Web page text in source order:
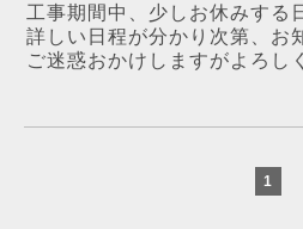
工事期間中、少しお休みする
詳しい日程が分かり次第、お
ご迷惑おかけしますがよろし
1